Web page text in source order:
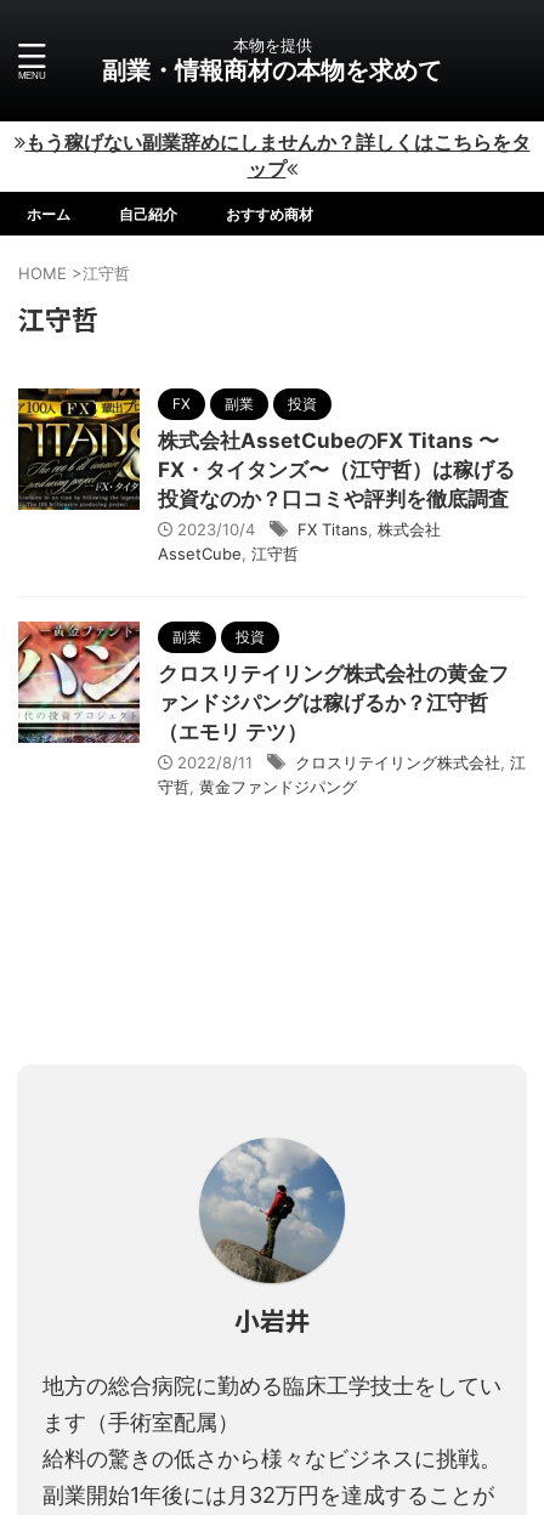
本物を提供
副業・情報商材の本物を求めて
もう稼げない副業辞めにしませんか？詳しくはこちらをタ
ップ
ホーム 自己紹介 おすすめ商材
HOME >江守哲
江守哲
FX 副業 投資
株式会社AssetCubeのFX Titans 〜
FX・タイタンズ〜（江守哲）は稼げる
投資なのか？口コミや評判を徹底調査
2023/10/4 FX Titans 株式会社
AssetCube 江守哲
副業 投資
クロスリテイリング株式会社の黄金フ
ァンドジパングは稼げるか？江守哲
（エモリ テツ）
2022/8/11 クロスリテイリング株式会社 江
守哲 黄金ファンドジパング
小岩井
地方の総合病院に勤める臨床工学技士をしてい
ます（手術室配属）
給料の驚きの低さから様々なビジネスに挑戦。
副業開始1年後には月32万円を達成することが